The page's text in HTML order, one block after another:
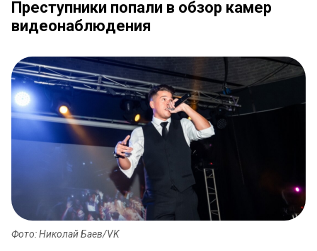
Преступники попали в обзор камер
видеонаблюдения
Фото: Николай Баев/VK